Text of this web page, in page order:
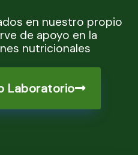
en nuestro propio
de apoyo en la
nutricionales
Laboratorio